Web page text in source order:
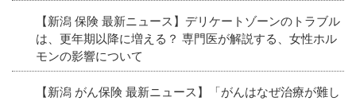
【新潟 保険 最新ニュース】デリケートゾーンのトラブル
は、更年期以降に増える？ 専門医が解説する、女性ホル
モンの影響について
【新潟 がん保険 最新ニュース】「がんはなぜ治療が難し